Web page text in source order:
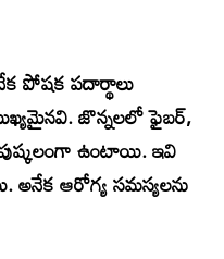
పోషక పదార్థాలు
జొన్నలలో ఫైబర్,
ఉంటాయి. ఇవి
అనేక ఆరోగ్య సమస్యలను